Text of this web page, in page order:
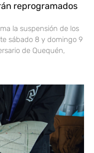
reprogramados
la suspensión de los
sábado 8 y domingo 9
de Quequén,